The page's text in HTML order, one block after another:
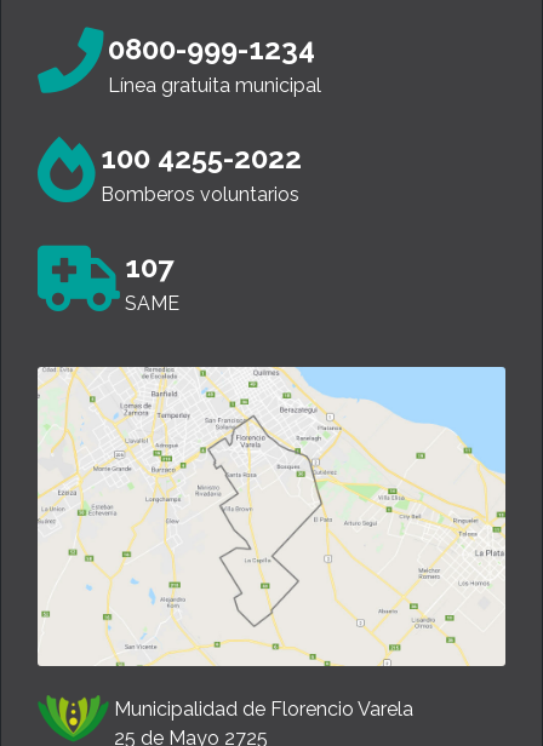
0800-999-1234
Línea gratuita municipal
100 4255-2022
Bomberos voluntarios
107
SAME
Municipalidad de Florencio Varela
25 de Mayo 2725